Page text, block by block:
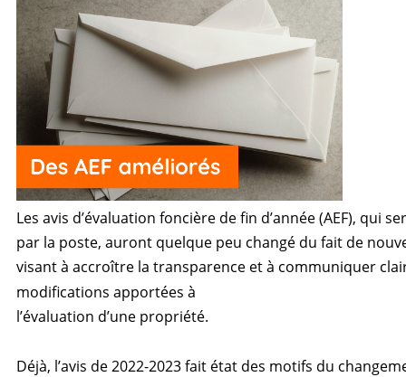
Les avis d’évaluation foncière de fin d’année (AEF), qui
par la poste, auront quelque peu changé du fait de
visant à accroître la transparence et à communiquer
modifications apportées à
l’évaluation d’une propriété.
Déjà, l’avis de 2022-2023 fait état des motifs du